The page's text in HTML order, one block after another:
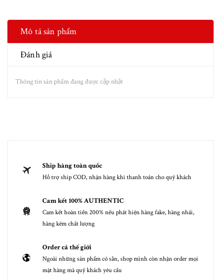
Mô tả sản phẩm
Đánh giá
Thông tin sản phẩm đang được cập nhật
Ship hàng toàn quốc
Hỗ trợ ship COD, nhận hàng khi thanh toán cho quý khách
Cam kết 100% AUTHENTIC
Cam kết hoàn tiền 200% nếu phát hiện hàng fake, hàng nhái,
hàng kém chất lượng
Order cả thế giới
Ngoài những sản phẩm có sẵn, shop mình còn nhận order mọi
mặt hàng mà quý khách yêu cầu